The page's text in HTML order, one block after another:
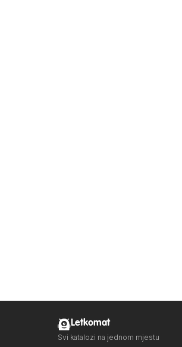
Letkomat
Svi katalozi na jednom mjestu